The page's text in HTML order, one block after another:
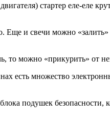
стартер еле-еле
Еще и свечи можно
то можно «прикурить» от
есть множество
подушек безопасности,